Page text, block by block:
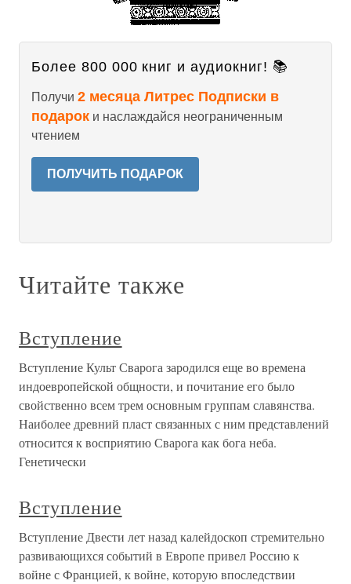
Более 800 000 книг и аудиокниг! 📚
Получи 2 месяца Литрес Подписки в
подарок и наслаждайся неограниченным
чтением
ПОЛУЧИТЬ ПОДАРОК
Читайте также
Вступление
Вступление Культ Сварога зародился еще во времена
индоевропейской общности, и почитание его было
свойственно всем трем основным группам славянства.
Наиболее древний пласт связанных с ним представлений
относится к восприятию Сварога как бога неба.
Генетически
Вступление
Вступление Двести лет назад калейдоскоп стремительно
развивающихся событий в Европе привел Россию к
войне с Францией, к войне, которую впоследствии